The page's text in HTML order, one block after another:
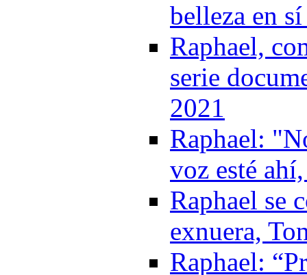
belleza en
Raphael,
serie
2021
Raphael:
voz esté
Raphael se
exnuera,
Raphael: